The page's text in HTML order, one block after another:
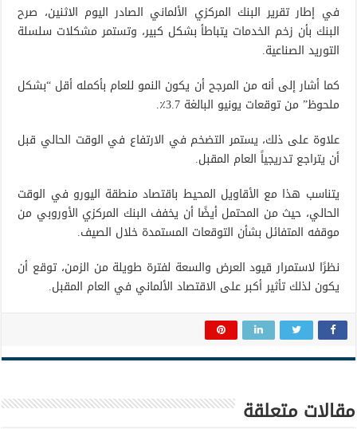
في إطار تقرير البنك المركزي الألماني الصادر اليوم الاثنين، صرح
البنك بأن زخم الخدمات يتباطأ بشكل كبير، وتستمر مشكلات سلسلة
التوريد الصناعية.
كما أشار إلى أنه من المرجح أن يكون النمو للعام بأكمله أقل “بشكل
ملحوظ” من توقعات يونيو البالغة 3.7٪.
علاوة على ذلك، يستمر التضخم في الارتفاع في الوقت الحالي قبل
أن يتراجع تدريجياً العام المقبل.
يتناسب هذا مع الأقاويل المحيط باقتصاد منطقة اليورو في الوقت
الحالي، حيث من المحتمل أيضًا أن يخفف البنك المركزي الأوروبي من
موقفه المتفائل بشأن التوقعات المستمدة خلال الصيف.
نظرًا لاستمرار قيود العرض والسعة لفترة طويلة من الزمن، توقع أن
يكون لذلك تأثير أكبر على الاقتصاد الألماني في العام المقبل.
مقالات متعلقة